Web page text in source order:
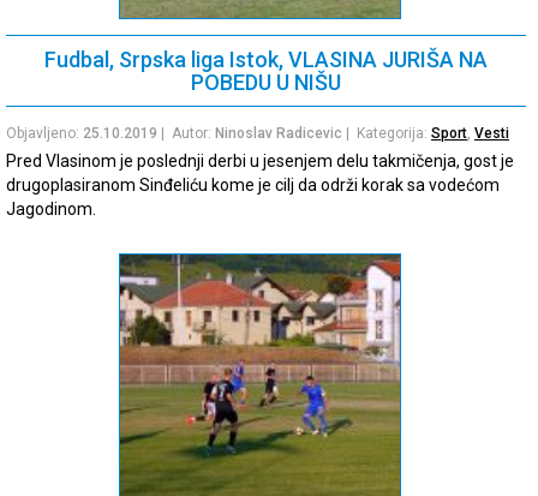
Fudbal, Srpska liga Istok, VLASINA JURIŠA NA
POBEDU U NIŠU
Objavljeno: 25.10.2019 | Autor: Ninoslav Radicevic | Kategorija: Sport, Vesti
Pred Vlasinom je poslednji derbi u jesenjem delu takmičenja, gost je
drugoplasiranom Sinđeliću kome je cilj da održi korak sa vodećom
Jagodinom.